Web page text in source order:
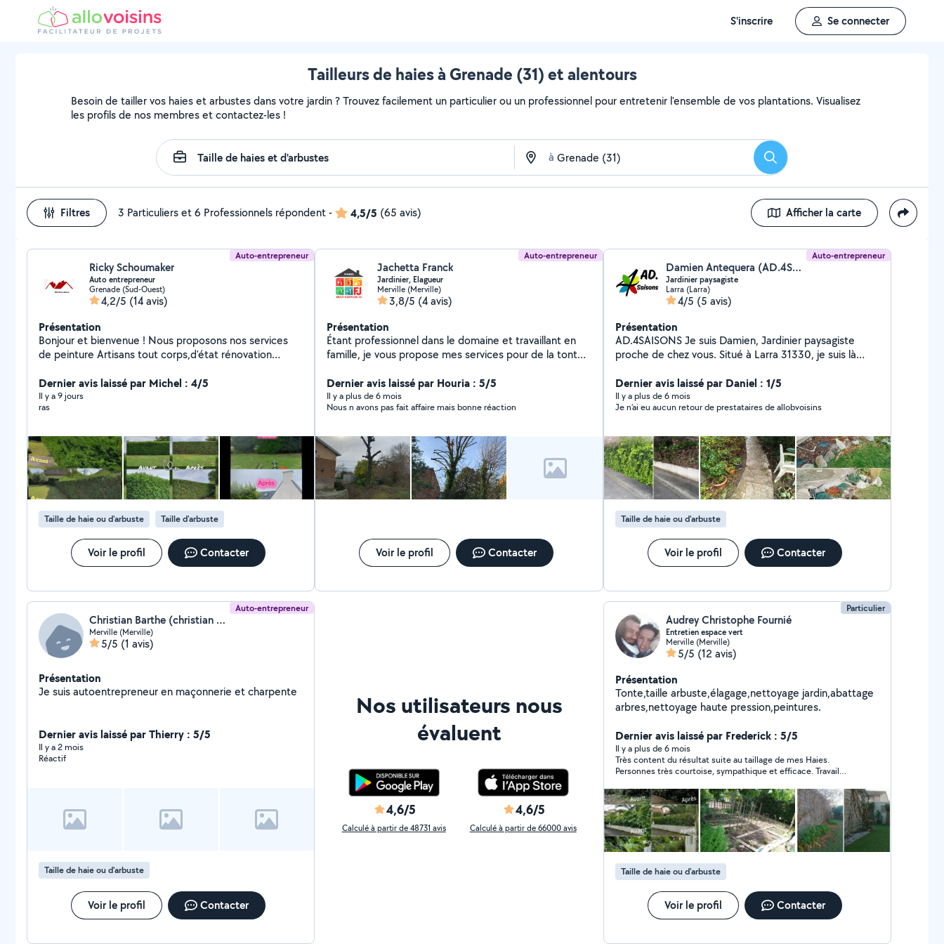
S'inscrire Se connecter
Tailleurs de haies à Grenade (31) et alentours
Besoin de tailler vos haies et arbustes dans votre jardin ? Trouvez facilement un particulier ou un professionnel pour entretenir l'ensemble de vos plantations. Visualisez
les profils de nos membres et contactez-les !
à Rechercher
Filtres 3 Particuliers et 6 Professionnels répondent- 4,5/5 (65 avis) Afficher la carte
Auto-entrepreneur
Ricky Schoumaker
Auto entrepreneur
Grenade (Sud-Ouest)
4,2/5 (14 avis)
Présentation
Bonjour et bienvenue ! Nous proposons nos services
de peinture Artisans tout corps,d'état rénovation
réalisons également toute prestations de
peinture,volets, rénovation de façade, charpente,
Boisserie,couvreur, zingueur Tout le bâtiment intérieur
l'espace vert. Taille de haies., taillage d'herbe,
abattement d'arbre, et bien plus. Pose ou réparation
de clôtures, et autres travaux d'entretien. Nous
somme à l'écoute de notre clientèle, nous mettons
notre savoir-faire à votre service pour satisfaire vos
besoin Nous sommes là pour ça. »
Dernier avis laissé par Michel : 4/5
Il y a 9 jours
ras
Taille de haie ou d'arbuste Taille d'arbuste
Voir le profil Contacter
Auto-entrepreneur
Jachetta Franck
Jardinier, Elagueur
Merville (Merville)
3,8/5 (4 avis)
Présentation
Étant professionnel dans le domaine et travaillant en
famille, je vous propose mes services pour de la tonte,
l'élagage et abattage de vos arbre. je reste à votre
disposition
Dernier avis laissé par Houria : 5/5
Il y a plus de 6 mois
Nous n avons pas fait affaire mais bonne réaction
Voir le profil Contacter
Auto-entrepreneur
Damien Antequera (AD.4SAISONS)
Jardinier paysagiste
Larra (Larra)
4/5 (5 avis)
Présentation
AD.4SAISONS Je suis Damien, Jardinier paysagiste
proche de chez vous. Situé à Larra 31330, je suis là
espaces vert et diverses prestations . ((Rémunération
CESU possible et profitez de 50% de réduction ou
crédit d'impôt)) Je suis à votre disposition, n'hésitez
Dernier avis laissé par Daniel : 1/5
Il y a plus de 6 mois
Je n'ai eu aucun retour de prestataires de allobvoisins
Taille de haie ou d'arbuste
Voir le profil Contacter
Auto-entrepreneur
Christian Barthe (christian barthe)
Merville (Merville)
5/5 (1 avis)
Présentation
Je suis autoentrepreneur en maçonnerie et charpente
Dernier avis laissé par Thierry : 5/5
Il y a 2 mois
Réactif
Taille de haie ou d'arbuste
Voir le profil Contacter
Nos utilisateurs nous
évaluent
4,6/5
Calculé à partir de 48731 avis
4,6/5
Calculé à partir de 66000 avis
Particulier
Audrey Christophe Fournié
Entretien espace vert
Merville (Merville)
5/5 (12 avis)
Présentation
Tonte,taille arbuste,élagage,nettoyage jardin,abattage
arbres,nettoyage haute pression,peintures.
Dernier avis laissé par Frederick : 5/5
Il y a plus de 6 mois
Très content du résultat suite au taillage de mes Haies.
Personnes très courtoise, sympathique et efficace. Travail
impeccable. Je recommande a 100% si vous avez besoins d'un
service de taillage de haie ou d'élagage. Merci a vous, mon
jardin est nickel.
Taille de haie ou d'arbuste
Voir le profil Contacter